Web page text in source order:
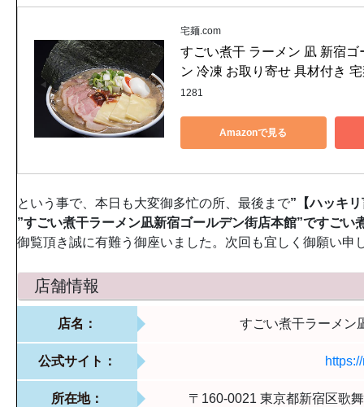
宅麺.com
すごい煮干 ラーメン 凪 新宿
ン 冷凍 お取り寄せ 具材付き
1281
Amazonで見る
という事で、本日も大変御多忙の所、最後まで”【ハッキ
”すごい煮干ラーメン凪新宿ゴールデン街店本館”ですごい
御覧頂き誠に有難う御座いました。次回も宜しく御願い申
店舗情報
店名： すごい煮干ラーメン
公式サイト：
所在地： 〒160-0021 東京都新宿区歌